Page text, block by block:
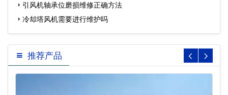
引风机轴承位磨损维修正确方法
冷却塔风机需要进行维护吗
推荐产品